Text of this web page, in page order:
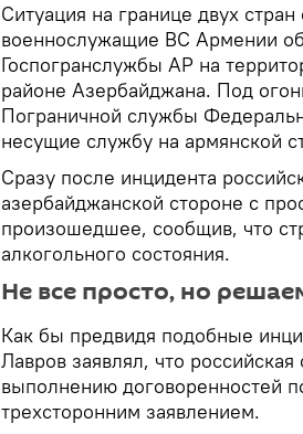
Ситуация на границе двух
военнослужащие ВС Армении
Госпогранслужбы АР на
районе Азербайджана. Под
Пограничной службы
несущие службу на армянской
Сразу после инцидента
азербайджанской стороне с
произошедшее, сообщив, что
алкогольного состояния.
Не все просто, но
Как бы предвидя подобные
Лавров заявлял, что
выполнению договоренностей
трехсторонним заявлением.